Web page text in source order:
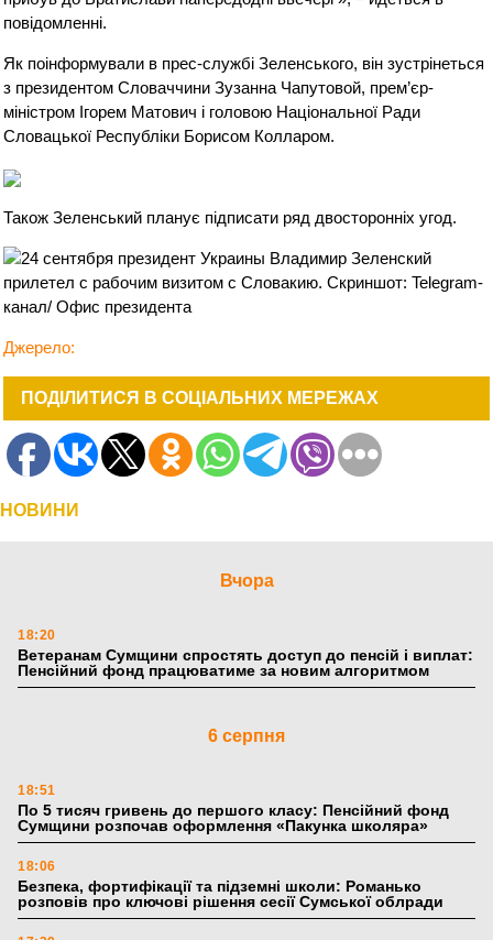
повідомленні.
Як поінформували в прес-службі Зеленського, він зустрінеться
з президентом Словаччини Зузанна Чапутовой, прем’єр-
міністром Ігорем Матович і головою Національної Ради
Словацької Республіки Борисом Колларом.
Також Зеленський планує підписати ряд двосторонніх угод.
Джерело:
ПОДІЛИТИСЯ В СОЦІАЛЬНИХ МЕРЕЖАХ
НОВИНИ
Вчора
18:20
Ветеранам Сумщини спростять доступ до пенсій і виплат:
Пенсійний фонд працюватиме за новим алгоритмом
6 серпня
18:51
По 5 тисяч гривень до першого класу: Пенсійний фонд
Сумщини розпочав оформлення «Пакунка школяра»
18:06
Безпека, фортифікації та підземні школи: Романько
розповів про ключові рішення сесії Сумської облради